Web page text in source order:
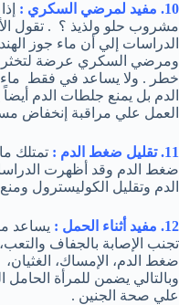
10. مفيد لمرضي السكري :
مشروب حلو ولذيذ ؟ . تقول
الدراسات إلي أن ماء جوز
ومرضي السكري عرضة لتخثر
خطر . ولا يساعد في فقط ماء
الدم بل يمنع جلطات الدم
العمل علي مراقبة إنخفاض
11. تقليل ضغط الدم :
تمتلك
ضغط الدم وقد أظهرت
الدم وتقليل الكوليسترول
12. مفيد أثناء الحمل :
يساعد
تجنب الإصابة بالجفاف والتعب،
ضغط الدم، الإمساك،
وبالتالي يضمن للمرأة
علي صحة الجنين .